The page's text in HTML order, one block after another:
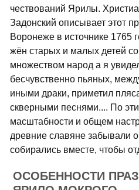
чествований Ярилы.
Задонский описывает этот
Воронеже в источнике 1765
жён старых и малых детей
множеством народ а я
бесчувственно пьяных,
иными драки, приметил
скверными песнями.... По
масштабности и общем
древние славяне забывали
собирались вместе, чтобы
ОСОБЕННОСТИ